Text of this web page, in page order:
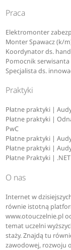
Praca
Elektromonter
Monter Spawacz (k/
Koordynator ds.
Pomocnik serwisanta
Specjalista ds.
Praktyki
Płatne praktyki |
Płatne praktyki |
PwC
Płatne praktyki |
Płatne praktyki |
Płatne Praktyki |
O nas
Internet w
równie istotną
www.otouczelnie.pl
temat uczelni
staży. Znajdą tu
zawodowej, rozwoju